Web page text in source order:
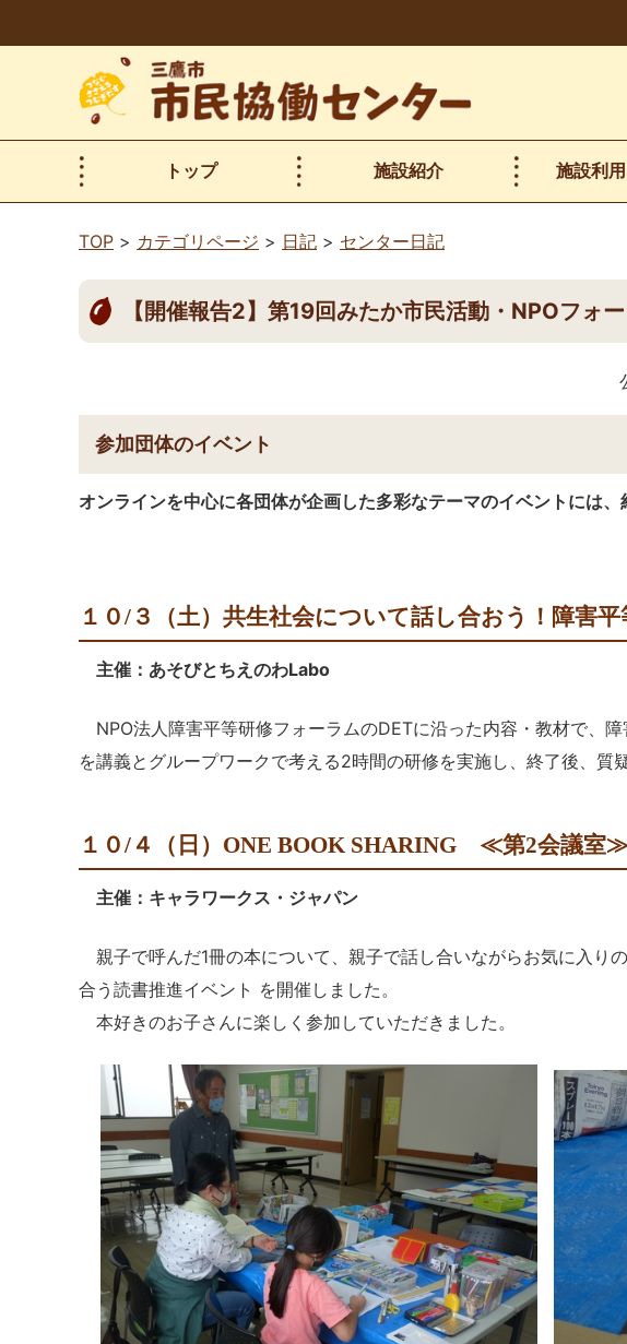
文
へ
移
動
トップ 施設紹介 施設利
TOP カテゴリページ 日記 センター日記
【開催報告2】第19回みたか市民活動・NPOフォ
参加団体のイベント
オンラインを中心に各団体が企画した多彩なテーマのイベントには、
１０/３（土）共生社会について話し合おう！障害
主催：あそびとちえのわLabo
NPO法人障害平等研修フォーラムのDETに沿った内容・教材で、
を講義とグループワークで考える2時間の研修を実施し、終了後、質
１０/４（日）ONE BOOK SHARING ≪第2会
主催：キャラワークス・ジャパン
親子で呼んだ1冊の本について、親子で話し合いながらお気に入り
合う読書推進イベント を開催しました。
本好きのお子さんに楽しく参加していただきました。